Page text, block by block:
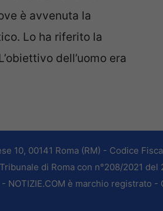
è avvenuta la
Lo ha riferito la
dell’uomo era
10, 00141 Roma (RM) - Codice
di Roma con n°208/2021 del
è marchio registrato -